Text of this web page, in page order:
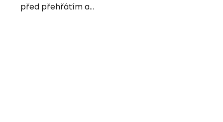
před přehřátím a...